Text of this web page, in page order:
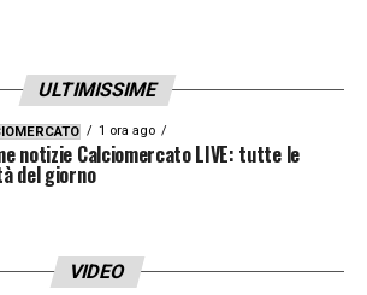
ULTIMISSIME
1 ora ago
notizie Calciomercato LIVE: tutte le
del giorno
VIDEO